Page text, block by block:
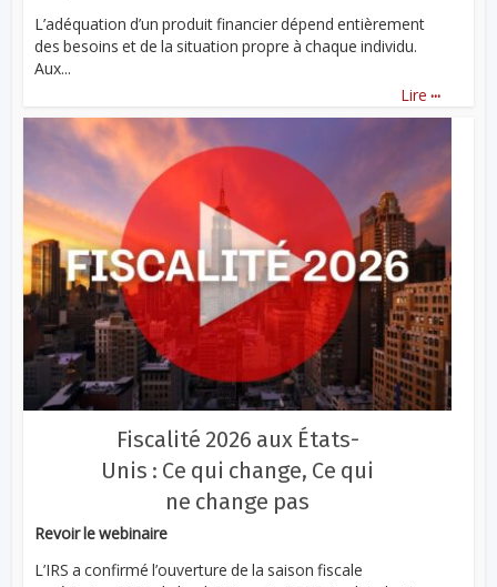
L’adéquation d’un produit financier dépend entièrement
des besoins et de la situation propre à chaque individu.
Aux...
Lire ...
Fiscalité 2026 aux États-
Unis : Ce qui change, Ce qui
ne change pas
Revoir le webinaire
L’IRS a confirmé l’ouverture de la saison fiscale